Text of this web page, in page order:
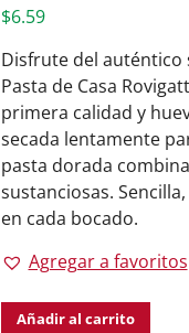
$6.59
Disfrute del auténtico
Pasta de Casa
primera calidad y
secada lentamente
pasta dorada
sustanciosas.
en cada bocado.
Agregar a favoritos
Añadir al carrito